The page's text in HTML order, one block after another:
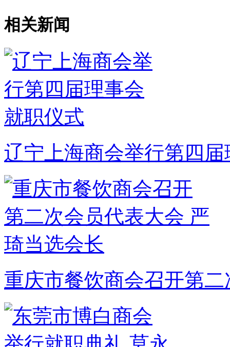
相关新闻
辽宁上海商会举行第四
重庆市餐饮商会召开第